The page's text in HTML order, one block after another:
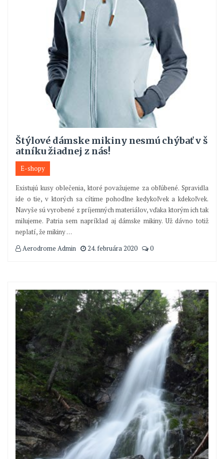
Štýlové dámske mikiny nesmú chýbať v š
atníku žiadnej z nás!
E-shopy
Existujú kusy oblečenia, ktoré považujeme za obľúbené. Spravidla
ide o tie, v ktorých sa cítime pohodlne kedykoľvek a kdekoľvek.
Navyše sú vyrobené z príjemných materiálov, vďaka ktorým ich tak
milujeme. Patria sem napríklad aj dámske mikiny. Už dávno totiž
neplatí, že mikiny…
Aerodrome Admin
24. februára 2020 0